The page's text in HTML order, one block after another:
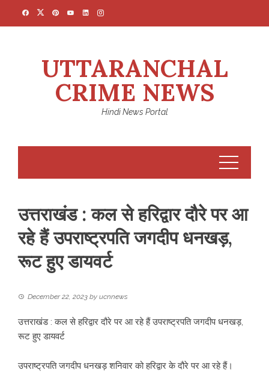
UTTARANCHAL
CRIME NEWS
Hindi News Portal
उत्तराखंड : कल से हरिद्वार दौरे पर आ
रहे हैं उपराष्ट्रपति जगदीप धनखड़,
रूट हुए डायवर्ट
December 22, 2023 by ucnnews
उत्तराखंड : कल से हरिद्वार दौरे पर आ रहे हैं उपराष्ट्रपति जगदीप धनखड़,
रूट हुए डायवर्ट
उपराष्ट्रपति जगदीप धनखड़ शनिवार को हरिद्वार के दौरे पर आ रहे हैं।